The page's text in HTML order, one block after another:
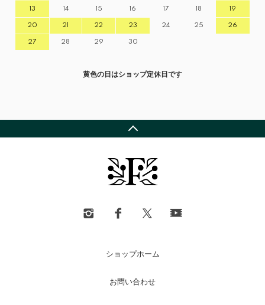
13 14 15 16 17 18 19
20 21 22 23 24 25 26
27 28 29 30
黄色の日はショップ定休日です
ショップホーム
お問い合わせ